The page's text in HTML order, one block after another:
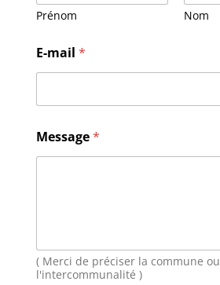
Prénom Nom
E-mail *
o
m
e
E
Message*
( Merci de préciser la commune ou
l'intercommunalité )